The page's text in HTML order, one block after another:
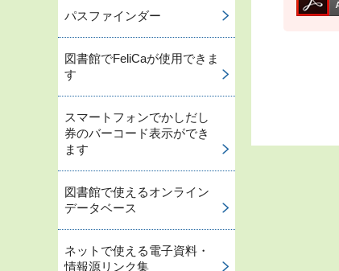
パスファインダー
図書館でFeliCaが使用できま
す
スマートフォンでかしだし
券のバーコード表示ができ
ます
図書館で使えるオンライン
データベース
ネットで使える電子資料・
情報源リンク集